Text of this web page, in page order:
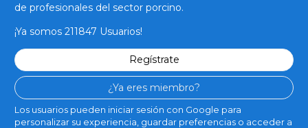
de profesionales del sector porcino.
¡Ya somos 211847 Usuarios!
Regístrate
¿Ya eres miembro?
Los usuarios pueden iniciar sesión con Google para
personalizar su experiencia, guardar preferencias o acceder a